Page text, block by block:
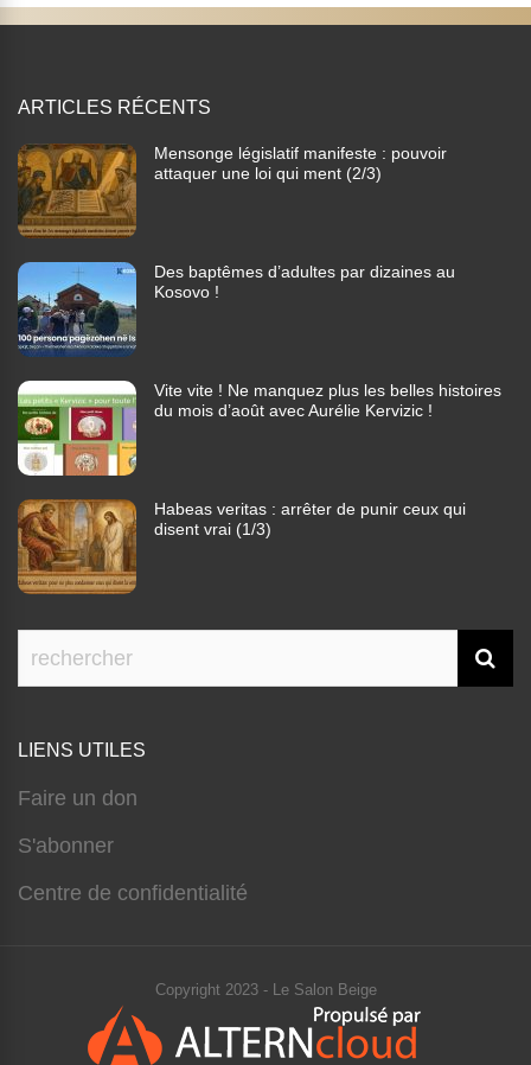
ARTICLES RÉCENTS
Mensonge législatif manifeste : pouvoir
attaquer une loi qui ment (2/3)
Des baptêmes d’adultes par dizaines au
Kosovo !
Vite vite ! Ne manquez plus les belles histoires
du mois d’août avec Aurélie Kervizic !
Habeas veritas : arrêter de punir ceux qui
disent vrai (1/3)
LIENS UTILES
Faire un don
S'abonner
Centre de confidentialité
Copyright 2023 - Le Salon Beige